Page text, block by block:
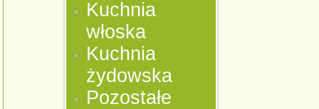
Kuchnia
włoska
Kuchnia
żydowska
Pozostałe